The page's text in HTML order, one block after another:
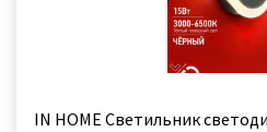
IN HOME Светильник